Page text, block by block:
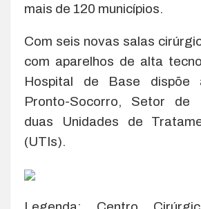
mais de 120 municípios.
Com seis novas salas
com aparelhos de alta
Hospital de Base dispõe
Pronto-Socorro, Setor de
duas Unidades de
(UTIs).